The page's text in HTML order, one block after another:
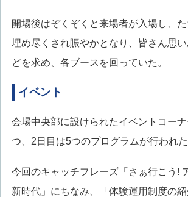
開場後はぞくぞくと来場者が入場し、
埋め尽くされ賑やかとなり、皆さん思
どを求め、各ブースを回っていた。
イベント
会場中央部に設けられたイベントコー
つ、2日目は5つのプログラムが行われた
今回のキャッチフレーズ「さぁ行こう!
新時代」にちなみ、「体験運用制度の